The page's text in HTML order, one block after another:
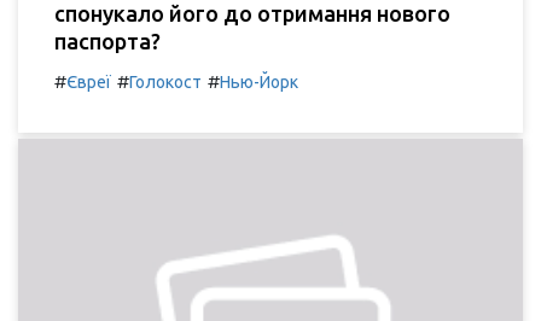
спонукало його до отримання нового
паспорта?
#Євреї #Голокост #Нью-Йорк